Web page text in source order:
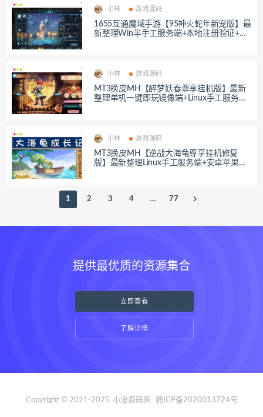
小林 游戏源码
1655互通魔域手游【95神火蛇年新宠版】最
新整理Win半手工服务端+本地注册验证+G
小林 游戏源码
MT3换皮MH【醉梦妖春尊享挂机版】最新
整理单机一键即玩镜像端+Linux手工服务端
小林 游戏源码
MT3换皮MH【逆战大海龟尊享挂机修复
版】最新整理Linux手工服务端+安卓苹果双
1 2 3 4 … 77
提供最优质的资源集合
立即查看
了解详情
Copyright © 2021-2025 小没源码网 赣ICP备2020013724号